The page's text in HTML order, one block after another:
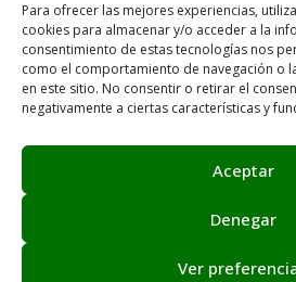
Para ofrecer las mejores experiencias,
cookies para almacenar y/o acceder a la
consentimiento de estas tecnologías nos
como el comportamiento de navegación o
en este sitio. No consentir o retirar el
negativamente a ciertas características y
Aceptar
Denegar
Ver
Síguenos:
Email: info@achalay.es
Aviso legal
Mapa web
Asociación Achalay © 2026. Sitio web